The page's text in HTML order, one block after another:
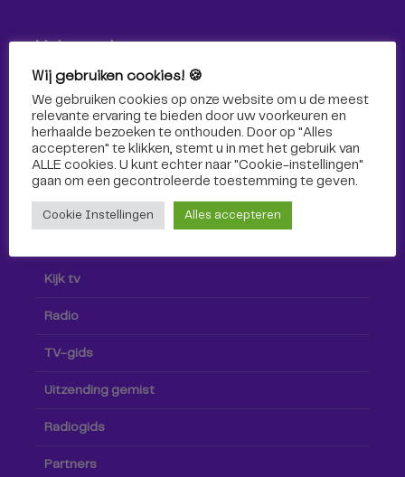
Volg ons!
Volg Omroep Tilburg niet alleen hier, maar ook via social
media!
Kijk tv
Radio
TV-gids
Uitzending gemist
Radiogids
Partners
Wij gebruiken cookies! 🍪
We gebruiken cookies op onze website om u de meest
relevante ervaring te bieden door uw voorkeuren en
herhaalde bezoeken te onthouden. Door op "Alles
accepteren" te klikken, stemt u in met het gebruik van
ALLE cookies. U kunt echter naar "Cookie-instellingen"
gaan om een ​​gecontroleerde toestemming te geven.
Cookie Instellingen Alles accepteren